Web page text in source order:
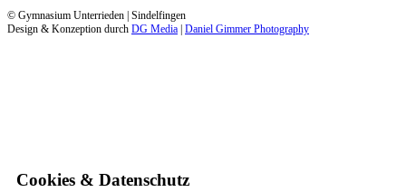
© Gymnasium Unterrieden | Sindelfingen
Design & Konzeption durch DG Media Daniel Gimmer Photography
Cookies & Datenschutz